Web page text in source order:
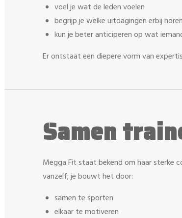
voel je wat de leden voelen
begrijp je welke uitdagingen erbij horen
kun je beter anticiperen op wat
Er ontstaat een diepere vorm van
Samen
Megga Fit staat bekend om haar sterke
vanzelf; je bouwt het door:
samen te sporten
elkaar te motiveren